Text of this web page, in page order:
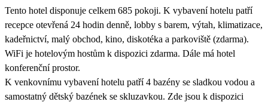
Tento hotel disponuje celkem 685 pokoji. K vybavení hotelu patří
recepce otevřená 24 hodin denně, lobby s barem, výtah, klimatizace,
kadeřnictví, malý obchod, kino, diskotéka a parkoviště (zdarma).
WiFi je hotelovým hostům k dispozici zdarma. Dále má hotel
konferenční prostor.
K venkovnímu vybavení hotelu patří 4 bazény se sladkou vodou a
samostatný dětský bazének se skluzavkou. Zde jsou k dispozici